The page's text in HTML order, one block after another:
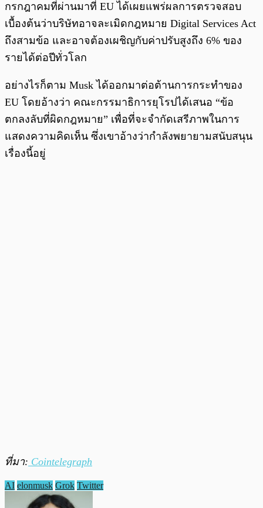
กรกฎาคมที่ผ่านมาที่ EU ได้เผยแพร่ผลการตรวจสอบ
เบื้องต้นว่าบริษัทอาจละเมิดกฎหมาย Digital Services Act
ถึงสามข้อ และอาจต้องเผชิญกับค่าปรับสูงถึง 6% ของ
รายได้ต่อปีทั่วโลก
อย่างไรก็ตาม Musk ได้ออกมาต่อต้านการกระทำของ
EU โดยอ้างว่า คณะกรรมาธิการยุโรปได้เสนอ “ข้อ
ตกลงลับที่ผิดกฎหมาย” เพื่อที่จะจำกัดเสรีภาพในการ
แสดงความคิดเห็น ซึ่งเขาอ้างว่ากำลังพยายามสนับสนุน
เรื่องนี้อยู่
ที่มา: Cointelegraph
AI elonmusk Grok Twitter